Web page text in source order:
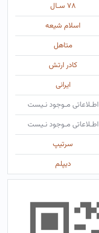
۷۸ سـال
اسلام شیعه
متاهل
کادر ارتش
ایرانی
اطـلاعاتی مـوجود نـیست
اطـلاعاتی مـوجود نـیست
سرتیپ
دیپلم